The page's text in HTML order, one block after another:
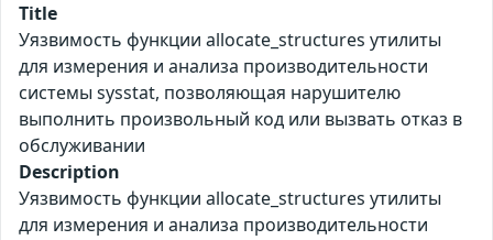
Title
Уязвимость функции allocate_structures утилиты
для измерения и анализа производительности
системы sysstat, позволяющая нарушителю
выполнить произвольный код или вызвать отказ в
обслуживании
Description
Уязвимость функции allocate_structures утилиты
для измерения и анализа производительности